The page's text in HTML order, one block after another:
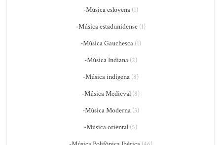
-Música eslovena(1)
-Música estadunidense(1)
-Música Gauchesca(1)
-Música Indiana(2)
-Música indígena(8)
-Música Medieval(8)
-Música Moderna(3)
-Música oriental (5)